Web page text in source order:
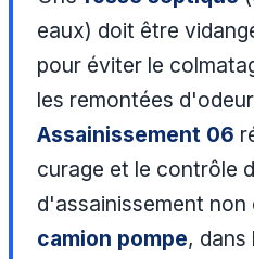
eaux) doit être
pour éviter le
les remontées
Assainissement 06
curage et le contrôle
d'assainissement
camion pompe, dans